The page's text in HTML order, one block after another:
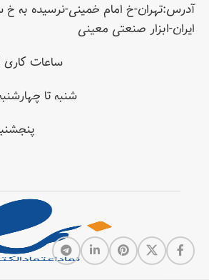
آدرس:تهران-خ امام خمینی-نرسیده به خ سی
ایران-ابزار صنعتی معینی
ساعات کاری
شنبه تا چهارشنبه : 10 تا
پنجشنبه : 10 تا